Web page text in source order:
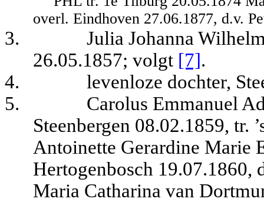
overl. Eindhoven 27.06.1877, d.v.
3.
Julia Johanna
26.05.1857; volgt [7].
4.
levenloze dochter,
5.
Carolus Emmanuel
Steenbergen 08.02.1859, tr.
Antoinette Gerardine Marie
Hertogenbosch 19.07.1860,
Maria Catharina van